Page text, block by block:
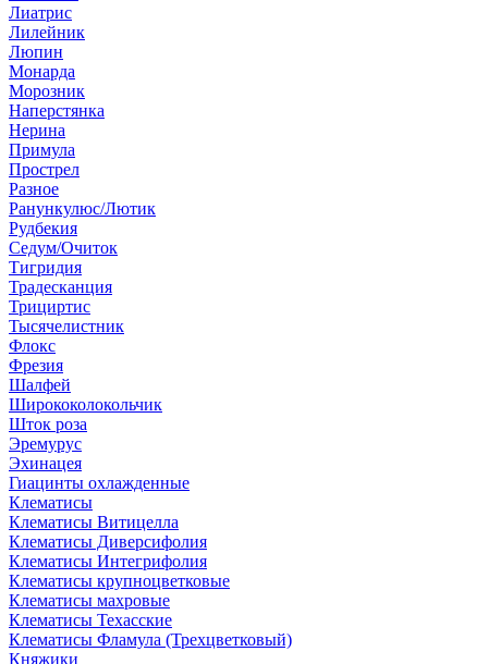
Лиатрис
Лилейник
Люпин
Монарда
Морозник
Наперстянка
Нерина
Примула
Прострел
Разное
Ранункулюс/Лютик
Рудбекия
Седум/Очиток
Тигридия
Традесканция
Трициртис
Тысячелистник
Флокс
Фрезия
Шалфей
Ширококолокольчик
Шток роза
Эремурус
Эхинацея
Гиацинты охлажденные
Клематисы
Клематисы Витицелла
Клематисы Диверсифолия
Клематисы Интегрифолия
Клематисы крупноцветковые
Клематисы махровые
Клематисы Техасские
Клематисы Фламула (Трехцветковый)
Княжики